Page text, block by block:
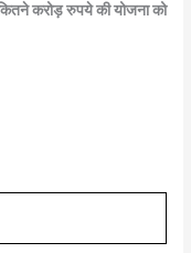
करोड़ रुपये की योजना को